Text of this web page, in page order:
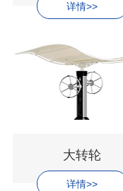
详情>>
大转轮
详情>>